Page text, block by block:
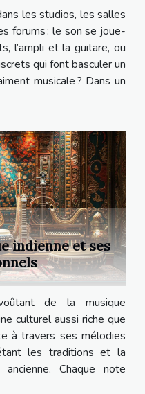
les studios, les salles
forums : le son se joue-
l’ampli et la guitare, ou
qui font basculer un
musicale ? Dans un
indienne et ses
de la musique
culturel aussi riche que
à travers ses mélodies
les traditions et la
Chaque note